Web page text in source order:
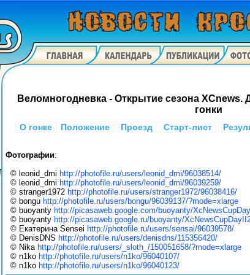
Веломногодневка - Открытие сезона XСnews.
гонки
О гонке Положение Проезд Старт-лист
Фотографии:
© leonid_dmi http://photofile.ru/users/leonid_dmi/96038514/
© leonid_dmi http://photofile.ru/users/leonid_dmi/96039259/
© stranger1972 http://photofile.ru/users/stranger1972/96038416/
© bongu http://photofile.ru/users/bongu/96039137/?mode=xlarge
© buoyanty http://picasaweb.google.com/buoyanty/
© buoyanty http://picasaweb.google.ru/buoyanty/
© Екатерина Sensei http://photofile.ru/users/sensai/96039578/
© DenisDNS http://photofile.ru/users/denisdns/115356420/
© Nika http://photofile.ru/users/_sloth_/150051658/?mode=xlarge
© n1ko http://photofile.ru/users/n1ko/96040107/
© n1ko http://photofile.ru/users/n1ko/96040123/